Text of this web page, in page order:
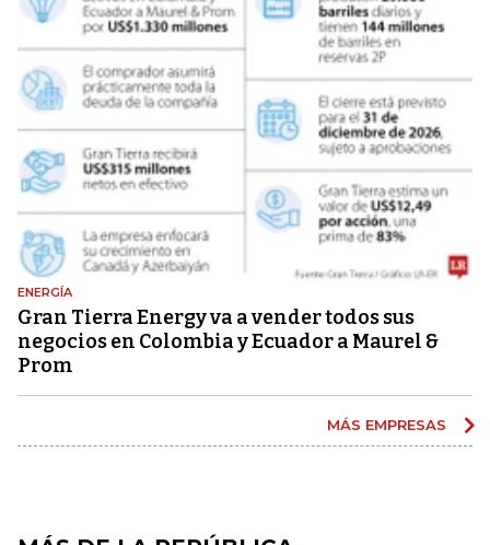
ENERGÍA
Gran Tierra Energy va a vender todos sus
negocios en Colombia y Ecuador a Maurel &
Prom
MÁS EMPRESAS